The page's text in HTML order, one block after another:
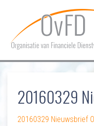
20160329
20160329 Nieuwsbrief